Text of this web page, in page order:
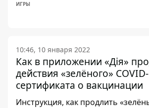
ИГРЫ
10:46, 10 января 2022
Как в приложении «Дія»
действия «зелёного» COVID-
сертификата о вакцинации
Инструкция, как продлить